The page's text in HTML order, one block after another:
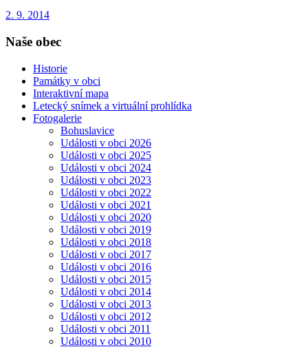
2. 9. 2014
Naše obec
Historie
Památky v obci
Interaktivní mapa
Letecký snímek a virtuální prohlídka
Fotogalerie
Bohuslavice
Události v obci 2026
Události v obci 2025
Události v obci 2024
Události v obci 2023
Události v obci 2022
Události v obci 2021
Události v obci 2020
Události v obci 2019
Události v obci 2018
Události v obci 2017
Události v obci 2016
Události v obci 2015
Události v obci 2014
Události v obci 2013
Události v obci 2012
Události v obci 2011
Události v obci 2010